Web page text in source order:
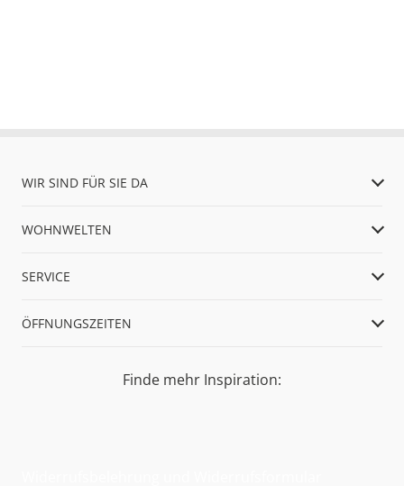
WIR SIND FÜR SIE DA
WOHNWELTEN
SERVICE
ÖFFNUNGSZEITEN
Finde mehr Inspiration: